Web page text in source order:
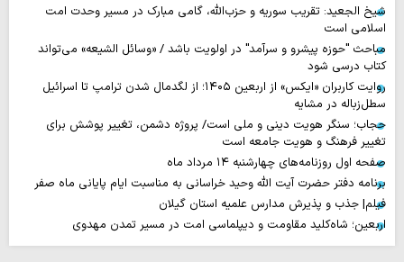
شیخ الجعید: تقریب سوریه و حزب‌الله، گامی مبارک در مسیر وحدت امت
اسلامی است
مباحث "حوزه پیشرو و سرآمد" در اولویت باشد / «وسائل الشیعه» می‌تواند
کتاب درسی شود
روایت‌ کاربران «ایکس» از اربعین ۱۴۰۵؛ از لگدمال شدن ترامپ تا اسرائیل
سطل‌زباله‌ در مشایه
حجاب؛ سنگر هویت دینی و ملی است/ پروژه دشمن، تغییر پوشش برای
تغییر فرهنگ و هویت جامعه است
صفحه اول روزنامه‌های چهارشنبه ۱۴ مرداد ماه
برنامه دفتر حضرت آیت الله وحید خراسانی به مناسبت ایام پایانی ماه صفر
فیلم| جذب و پذیرش مدارس علمیه استان گیلان
اربعین؛ شاه‌کلید مقاومت و دیپلماسی امت در مسیر تمدن مهدوی